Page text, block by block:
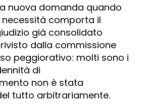
nuova domanda quando
necessità comporta il
già consolidato
dalla commissione
peggiorativo: molti sono i
di
non è stata
tutto arbitrariamente.